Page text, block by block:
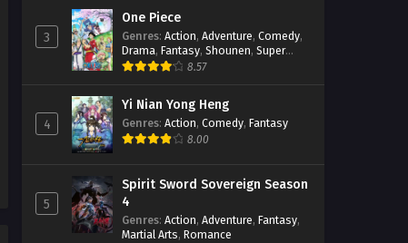
Soul Land Season 2 Episode
243 Subtitle Indonesia
Eps 243 - January 21, 2023
Soul Land Season 2 Episode
242 Subtitle Indonesia
Eps 242 - January 14, 2023
Soul Land Season 2 Episode
241 Subtitle Indonesia
Eps 241 - January 7, 2023
3
One Piece
Genres: Action, Adventure, Comedy,
Drama, Fantasy, Shounen, Super
Power
8.57
4
Yi Nian Yong Heng
Genres: Action, Comedy, Fantasy
8.00
5
Spirit Sword Sovereign Season
4
Genres: Action, Adventure, Fantasy,
Martial Arts, Romance